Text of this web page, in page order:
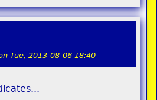
Tue, 2013-08-06 18:40